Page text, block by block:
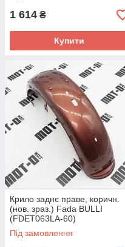
1 614 ₴
Купити
Крило заднє праве, коричн.
(нов. зраз.) Fada BULLI
(FDET063LA-60)
Під замовлення